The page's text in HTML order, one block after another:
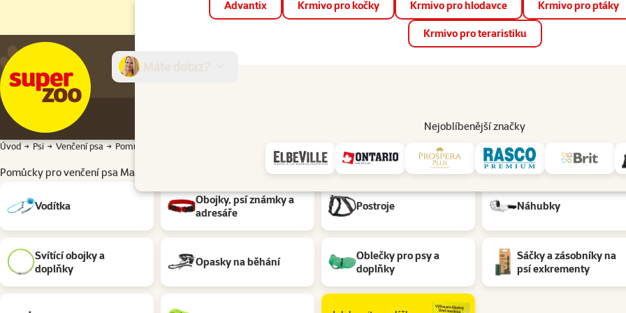
📱 Stáhněte si novou aplikaci Super zoo.Více informací
Advantix Krmivo pro kočky Krmivo pro hlodavce Krmivo pro ptáky
Krmivo pro teraristiku
Nejoblíbenější značky
Prodejny Služby
Úvod Psi Venčení psa Pomůcky pro venčení psa Materiál: Softshell
Pomůcky pro venčení psa Materiál: Softshell
Vodítka
Obojky, psí známky a
adresáře
Postroje Náhubky
Svítící obojky a
doplňky
Opasky na běhání
Oblečky pro psy a
doplňky
Sáčky a zásobníky na
psí exkrementy